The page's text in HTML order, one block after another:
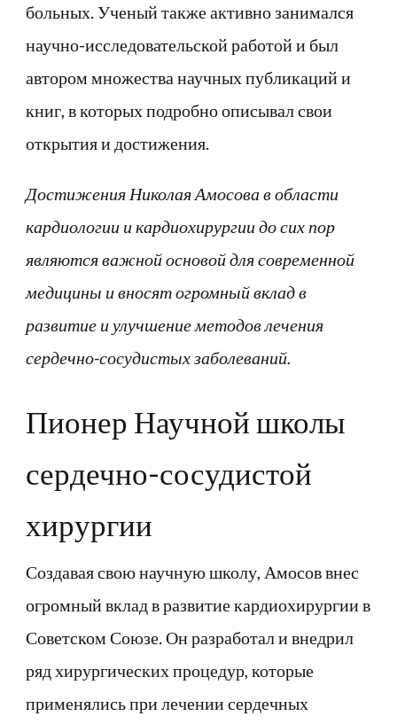
больных. Ученый также активно занимался
научно-исследовательской работой и был
автором множества научных публикаций и
книг, в которых подробно описывал свои
открытия и достижения.
Достижения Николая Амосова в области
кардиологии и кардиохирургии до сих пор
являются важной основой для современной
медицины и вносят огромный вклад в
развитие и улучшение методов лечения
сердечно-сосудистых заболеваний.
Пионер Научной школы
сердечно-сосудистой
хирургии
Создавая свою научную школу, Амосов внес
огромный вклад в развитие кардиохирургии в
Советском Союзе. Он разработал и внедрил
ряд хирургических процедур, которые
применялись при лечении сердечных